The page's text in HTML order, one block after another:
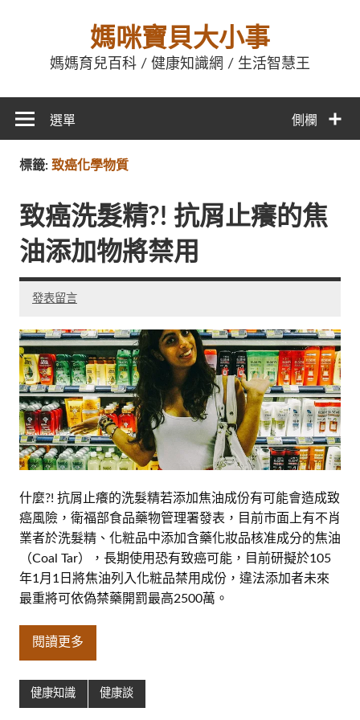
媽咪寶貝大小事
媽媽育兒百科 / 健康知識網 / 生活智慧王
側欄
選單
標籤: 致癌化學物質
致癌洗髮精?! 抗屑止癢的焦
油添加物將禁用
發表留言
什麼?! 抗屑止癢的洗髮精若添加焦油成份有可能會造成致
癌風險，衛福部食品藥物管理署發表，目前市面上有不肖
業者於洗髮精、化粧品中添加含藥化妝品核准成分的焦油
（Coal Tar），長期使用恐有致癌可能，目前研擬於105
年1月1日將焦油列入化粧品禁用成份，違法添加者未來
最重將可依偽禁藥開罰最高2500萬。
閱讀更多
健康知識 健康談